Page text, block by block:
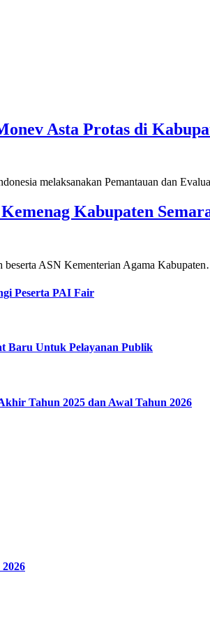
Asta Protas di
melaksanakan Pemantauan dan
Kabupaten
beserta ASN Kementerian Agama
Peserta PAI Fair
Baru Untuk Pelayanan Publik
Tahun 2025 dan Awal Tahun 2026